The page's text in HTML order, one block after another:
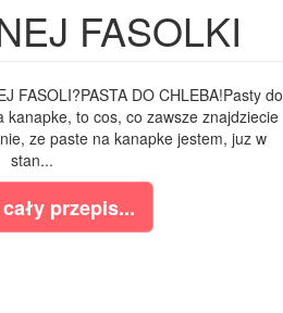
FASOLKI
FASOLI?PASTA DO CHLEBA!Pasty do
to cos, co zawsze znajdziecie
ze paste na kanapke jestem, juz w
stan...
przepis...